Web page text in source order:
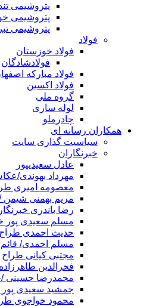
پتروشیمی
پتروشیمی
پتروشیمی
فولاد
فولاد خوزستان
فولادشادگان
فولاد مبارکه
فولاد اکسین
گروه ملی
لوله سازی
چادرملو
همکاران رسانه ای
سیاسیت گذاری سایت
خبرنگاران
عادل سعیدیپور
مهرداد بهوندی/
معصومه امیری
مریم بهمنی شیمن /
رضا باندری خبرنگار
مسلم سعیدی پور
حدیث احمدی طراح
مسلم احمدی/
مجتبی کیانی طراح
فخرالدین
محمدرضا حسینی
جمشید سعیدی پور /
محمود خواجوی